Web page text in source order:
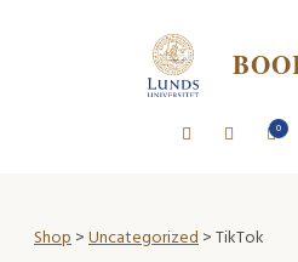
0
Shop>Uncategorized> TikTok